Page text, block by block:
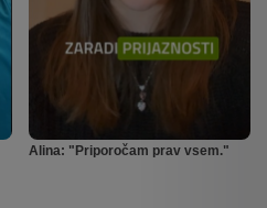
Alina: "Priporočam prav vsem."